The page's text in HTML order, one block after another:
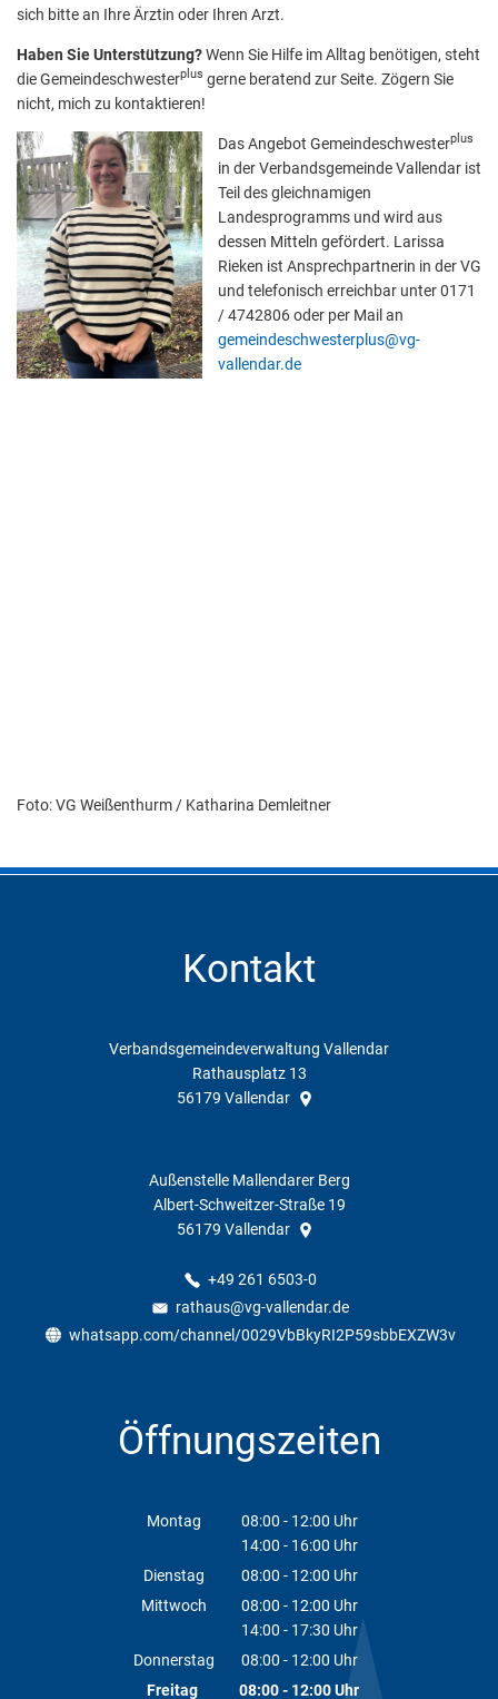
sich bitte an Ihre Ärztin oder Ihren Arzt.
Haben Sie Unterstützung?Wenn Sie Hilfe im Alltag benötigen, steht
die Gemeindeschwesterplus gerne beratend zur Seite. Zögern Sie
nicht, mich zu kontaktieren!
Das Angebot Gemeindeschwesterplus
in der Verbandsgemeinde Vallendar ist
Teil des gleichnamigen
Landesprogramms und wird aus
dessen Mitteln gefördert. Larissa
Rieken ist Ansprechpartnerin in der VG
und telefonisch erreichbar unter 0171
/ 4742806 oder per Mail an
gemeindeschwesterplus@vg-
vallendar.de
Foto: VG Weißenthurm / Katharina Demleitner
Kontakt
Verbandsgemeindeverwaltung Vallendar
Rathausplatz 13
56179 Vallendar
Außenstelle Mallendarer Berg
Albert-Schweitzer-Straße 19
56179 Vallendar
+49 261 6503-0
rathaus@vg-vallendar.de
whatsapp.com/channel/0029VbBkyRI2P59sbbEXZW3v
Öffnungszeiten
Montag 08:00 - 12:00 Uhr
Von 08:00 bis 12:00 Uhr
14:00 - 16:00 Uhr
Von 14:00 bis 16:00 Uhr
Dienstag 08:00 - 12:00 Uhr
Von 08:00 bis 12:00 Uhr
Mittwoch 08:00 - 12:00 Uhr
Von 08:00 bis 12:00 Uhr
14:00 - 17:30 Uhr
Von 14:00 bis 17:30 Uhr
Donnerstag 08:00 - 12:00 Uhr
Von 08:00 bis 12:00 Uhr
Freitag 08:00- 12:00Uhr